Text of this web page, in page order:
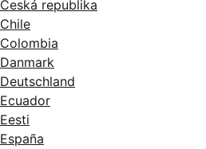
Česká republika
Chile
Colombia
Danmark
Deutschland
Ecuador
Eesti
España